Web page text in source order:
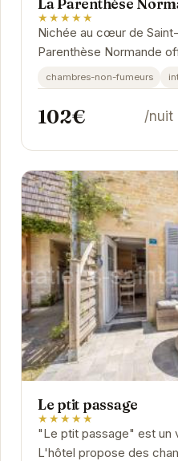
La Parenthèse
★★★★★
Nichée au cœur de
Parenthèse Normande
des vacances reposantes.
chambres-non-fumeurs
102€ /nuit
Le ptit passage
★★★★★
"Le ptit passage" est un
L'hôtel propose des